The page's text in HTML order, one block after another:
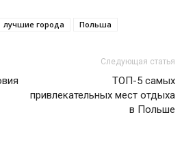
лучшие города Польша
Следующая статья
ТОП-5 самых
привлекательных мест отдыха
в Польше